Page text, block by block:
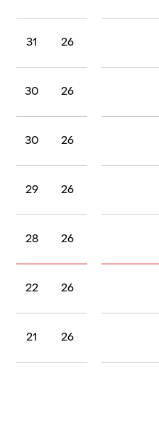
26
31
26
30
26
30
26
29
26
28
26
22
26
21